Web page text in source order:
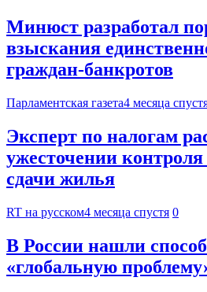
Минюст разработал
взыскания
граждан-банкротов
Парламентская газета4 месяца
Эксперт по налогам
ужесточении контроля
сдачи жилья
RT на русском4 месяца спустя 0
В России нашли
«глобальную